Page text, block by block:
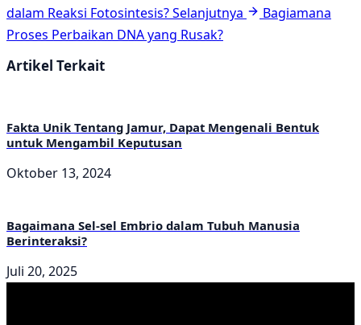
artikel
dalam Reaksi Fotosintesis?Selanjutnya
Bagiamana
Proses Perbaikan DNA yang Rusak?
Artikel Terkait
Fakta Unik Tentang Jamur, Dapat Mengenali Bentuk
untuk Mengambil Keputusan
Oktober 13, 2024
Bagaimana Sel-sel Embrio dalam Tubuh Manusia
Berinteraksi?
Juli 20, 2025